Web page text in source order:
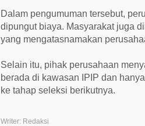
Dalam pengumuman tersebut,
dipungut biaya. Masyarakat juga
yang mengatasnamakan
Selain itu, pihak perusahaan
berada di kawasan IPIP dan
ke tahap seleksi berikutnya.
Writer: Redaksi